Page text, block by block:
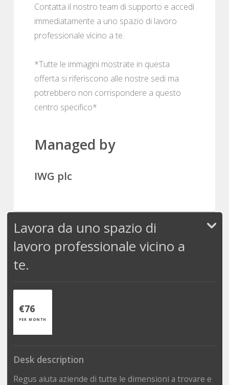
Contatta il nostro team di supporto e accedi
immediatamente a uno spazio di lavoro
professionale vicino a te.
*Tutte le immagini mostrate in questa
offerta si riferiscono alle nostre sedi ma
potrebbero non corrispondere a questo
centro specifico*
Managed by
IWG plc
Lavora da uno spazio di
lavoro professionale vicino a
te.
€76
PER MONTH
Desk description
Regus aiuta aziende di tutte le dimensioni a trovare e